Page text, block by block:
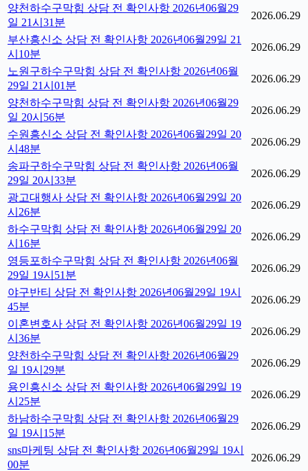
양천하수구막힘 상담 전 확인사항 2026년06월29
일 21시31분
2026.06.29
부산흥신소 상담 전 확인사항 2026년06월29일 21
시10분
2026.06.29
노원구하수구막힘 상담 전 확인사항 2026년06월
29일 21시01분
2026.06.29
양천하수구막힘 상담 전 확인사항 2026년06월29
일 20시56분
2026.06.29
수원흥신소 상담 전 확인사항 2026년06월29일 20
시48분
2026.06.29
송파구하수구막힘 상담 전 확인사항 2026년06월
29일 20시33분
2026.06.29
광고대행사 상담 전 확인사항 2026년06월29일 20
시26분
2026.06.29
하수구막힘 상담 전 확인사항 2026년06월29일 20
시16분
2026.06.29
영등포하수구막힘 상담 전 확인사항 2026년06월
29일 19시51분
2026.06.29
야구반티 상담 전 확인사항 2026년06월29일 19시
45분
2026.06.29
이혼변호사 상담 전 확인사항 2026년06월29일 19
시36분
2026.06.29
양천하수구막힘 상담 전 확인사항 2026년06월29
일 19시29분
2026.06.29
용인흥신소 상담 전 확인사항 2026년06월29일 19
시25분
2026.06.29
하남하수구막힘 상담 전 확인사항 2026년06월29
일 19시15분
2026.06.29
sns마케팅 상담 전 확인사항 2026년06월29일 19시
00분
2026.06.29